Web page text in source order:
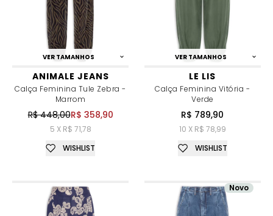
VER TAMANHOS
ANIMALE JEANS
Calça Feminina Tule Zebra -
Marrom
R$ 448,00R$ 358,90
5 X R$ 71,78
WISHLIST
VER TAMANHOS
LE LIS
Calça Feminina Vitória -
Verde
R$ 789,90
10 X R$ 78,99
WISHLIST
Novo